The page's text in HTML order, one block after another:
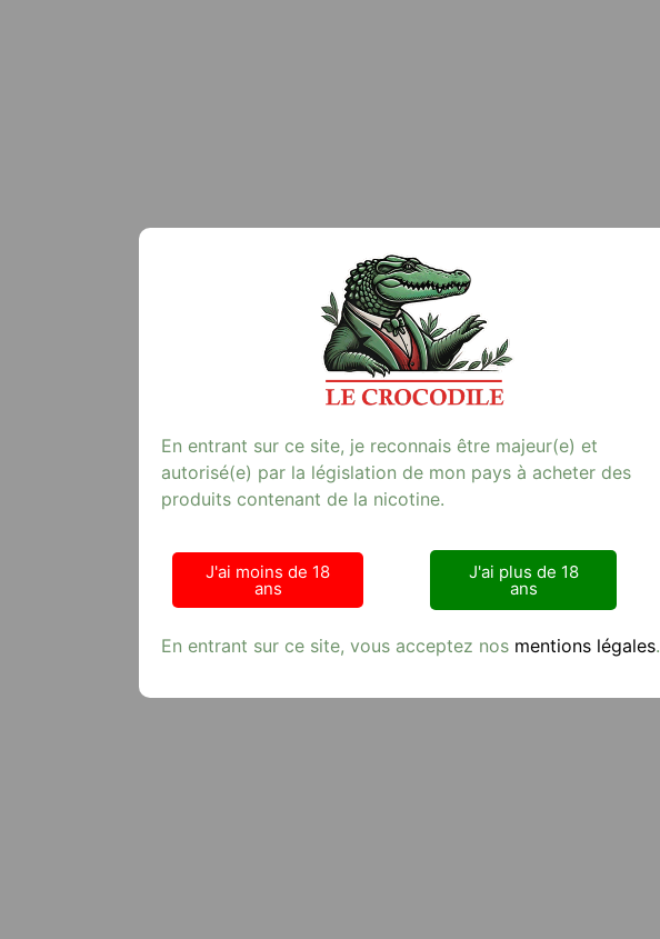
En entrant sur ce site, je reconnais être majeur(e) et
autorisé(e) par la législation de mon pays à acheter des
produits contenant de la nicotine.
J'ai moins de 18
ans
J'ai plus de 18
ans
En entrant sur ce site, vous acceptez nos mentions légales.